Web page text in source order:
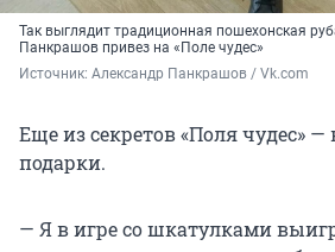
Так выглядит традиционная пошехонская
Панкрашов привез на «Поле чудес»
Источник: Александр Панкрашов / Vk.com
Еще из секретов «Поля чудес» —
подарки.
— Я в игре со шкатулками